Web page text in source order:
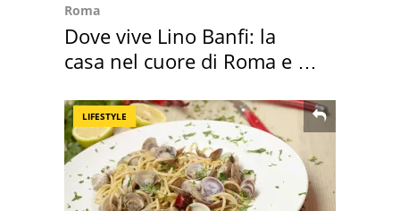
Roma
Dove vive Lino Banfi: la
casa nel cuore di Roma e i
LIFESTYLE